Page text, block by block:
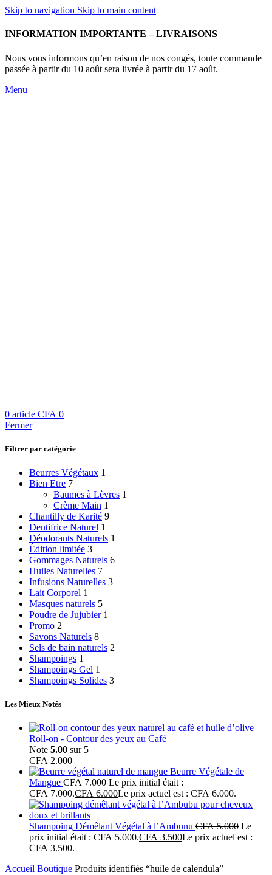
Skip to navigation Skip to main content
INFORMATION IMPORTANTE – LIVRAISONS
Nous vous informons qu’en raison de nos congés, toute commande
passée à partir du 10 août sera livrée à partir du 17 août.
Menu
0 article CFA 0
Fermer
Filtrer par catégorie
Beurres Végétaux 1
Bien Etre 7
Baumes à Lèvres 1
Crème Main 1
Chantilly de Karité 9
Dentifrice Naturel 1
Déodorants Naturels 1
Édition limitée 3
Gommages Naturels 6
Huiles Naturelles 7
Infusions Naturelles 3
Lait Corporel 1
Masques naturels 5
Poudre de Jujubier 1
Promo 2
Savons Naturels 8
Sels de bain naturels 2
Shampoings 1
Shampoings Gel 1
Shampoings Solides 3
Les Mieux Notés
Roll-on - Contour des yeux au Café
Note 5.00 sur 5
CFA 2.000
Beurre Végétale de
Mangue CFA7.000 Le prix initial était :
CFA 7.000.CFA 6.000Le prix actuel est : CFA 6.000.
Shampoing Démêlant Végétal à l’Ambunu CFA5.000 Le
prix initial était : CFA 5.000.CFA 3.500Le prix actuel est :
CFA 3.500.
Accueil Boutique Produits identifiés “huile de calendula”